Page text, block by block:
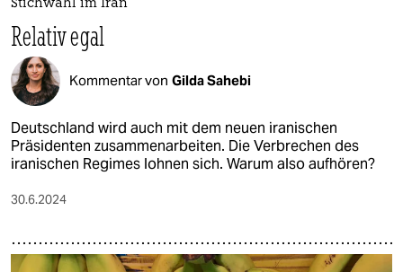
Stichwahl im Iran
Relativ egal
Kommentar von Gilda Sahebi
Deutschland wird auch mit dem neuen iranischen
Präsidenten zusammenarbeiten. Die Verbrechen des
iranischen Regimes lohnen sich. Warum also aufhören?
30.6.2024